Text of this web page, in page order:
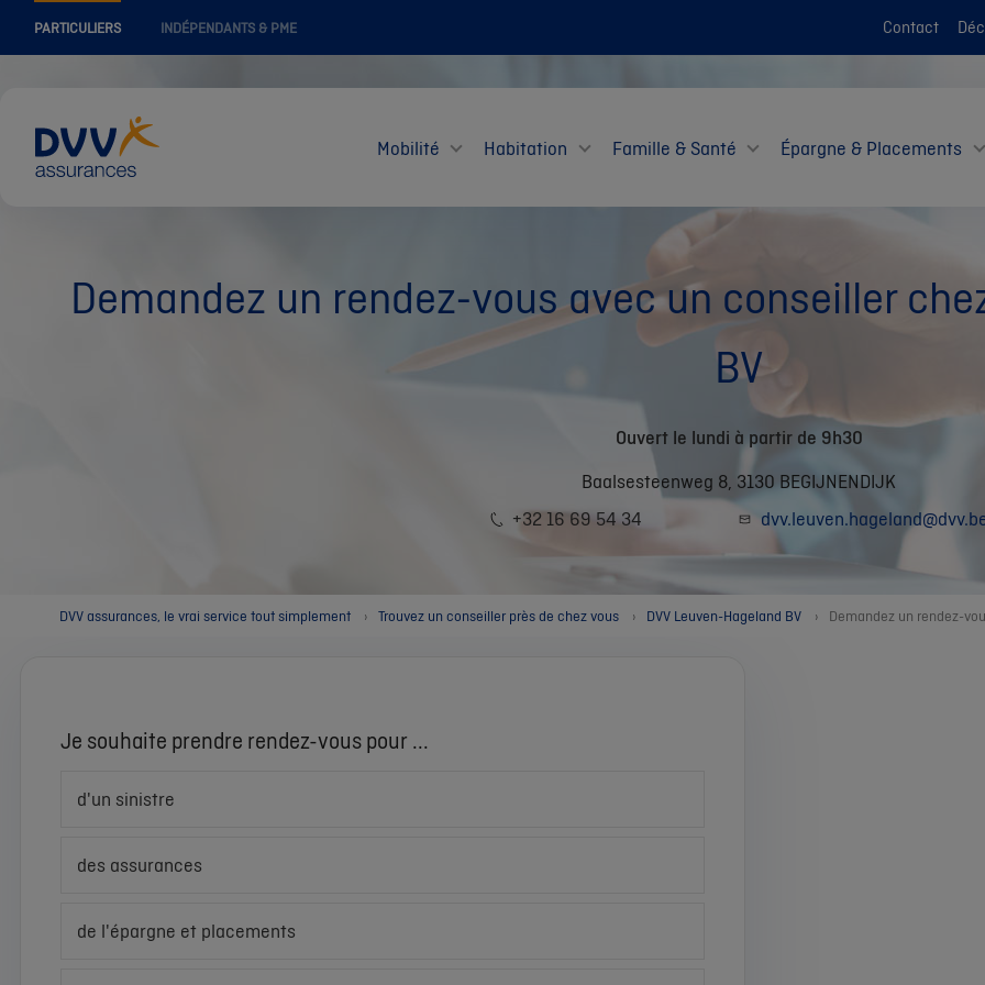
PARTICULIERS INDÉPENDANTS & PME Contact
Mobilité Habitation Famille & Santé Épargne & Placements
Demandez un rendez-vous avec un conseiller
BV
Ouvert le lundi à partir de 9h30
Baalsesteenweg 8, 3130 BEGIJNENDIJK
+32 16 69 54 34
DVV assurances, le vrai service tout simplement Trouvez un conseiller près de chez vous DVV Leuven-Hageland BV Demandez un rendez-
Je souhaite prendre rendez-vous pour ...
d'un sinistre
des assurances
de l'épargne et placements